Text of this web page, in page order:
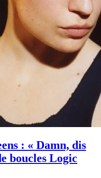
: « Damn, dis
boucles Logic